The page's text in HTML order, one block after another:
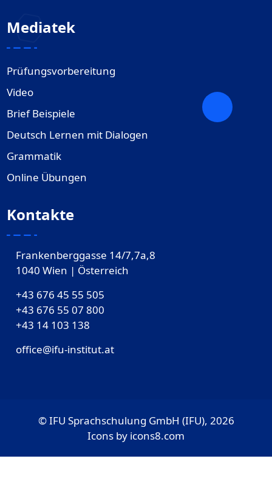
Mediatek
Prüfungsvorbereitung
Video
Brief Beispiele
Deutsch Lernen mit Dialogen
Grammatik
Online Übungen
Kontakte
Frankenberggasse 14/7,7a,8
1040 Wien | Österreich
+43 676 45 55 505
+43 676 55 07 800
‎+43 14 103 138
office@ifu-institut.at
© IFU Sprachschulung GmbH (IFU), 2026
Icons by icons8.com